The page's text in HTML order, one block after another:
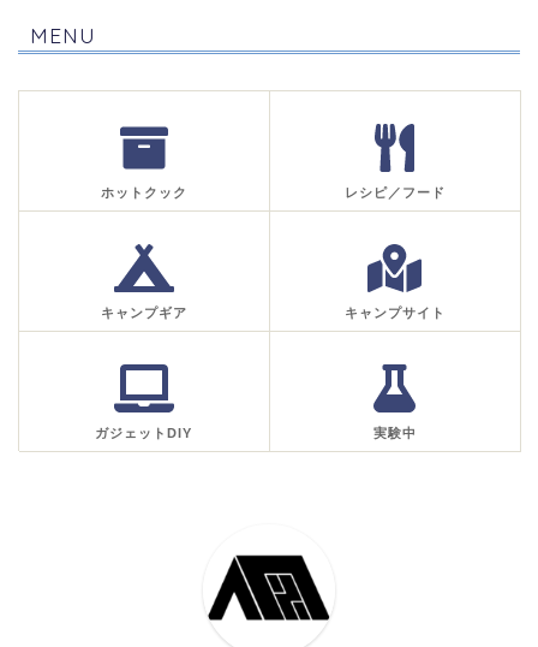
MENU
ホットクック レシピ／フード
キャンプギア キャンプサイト
ガジェットDIY 実験中